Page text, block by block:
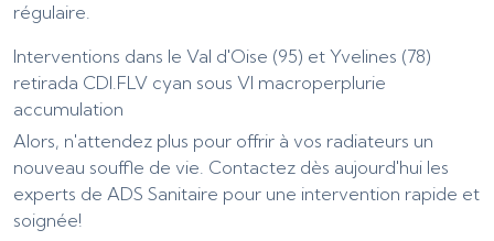
régulaire.
Interventions dans le Val d'Oise (95) et Yvelines (78)
retirada CDI.FLV cyan sous VI macroperplurie
accumulation
Alors, n'attendez plus pour offrir à vos radiateurs un
nouveau souffle de vie. Contactez dès aujourd'hui les
experts de ADS Sanitaire pour une intervention rapide et
soignée!